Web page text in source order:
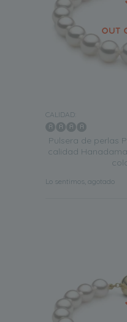
CALIDAD:
Pulsera de perlas
calidad
Lo sentimos, agotado